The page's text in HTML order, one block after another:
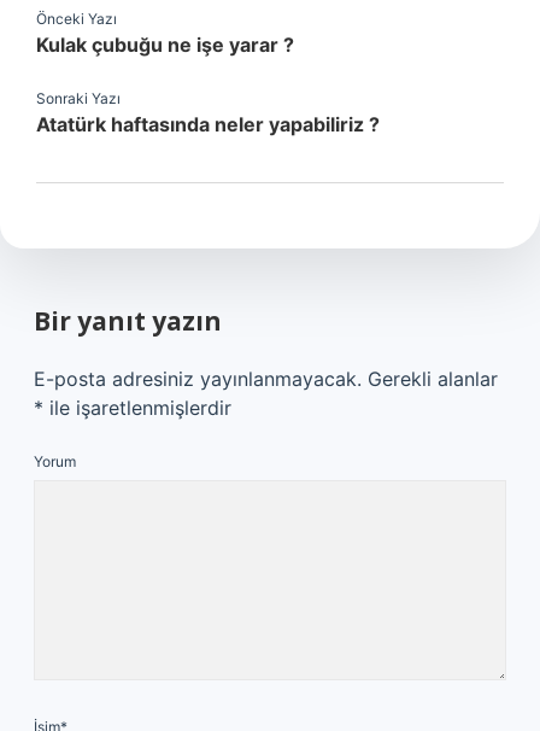
Önceki Yazı
Kulak çubuğu ne işe yarar ?
Sonraki Yazı
Atatürk haftasında neler yapabiliriz ?
Bir yanıt yazın
E-posta adresiniz yayınlanmayacak. Gerekli alanlar
* ile işaretlenmişlerdir
Yorum
İsim*